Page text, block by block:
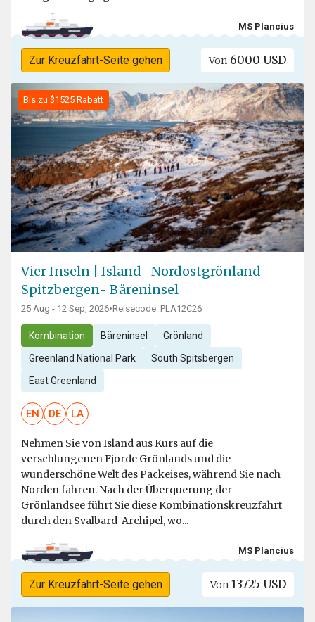
MS Plancius
Zur Kreuzfahrt-Seite gehen Von 6000 USD
Bis zu $1525 Rabatt
Vier Inseln | Island- Nordostgrönland-
Spitzbergen- Bäreninsel
25 Aug - 12 Sep, 2026•Reisecode: PLA12C26
Kombination Bäreninsel Grönland
Greenland National Park South Spitsbergen
East Greenland
EN DE LA
Nehmen Sie von Island aus Kurs auf die
verschlungenen Fjorde Grönlands und die
wunderschöne Welt des Packeises, während Sie nach
Norden fahren. Nach der Überquerung der
Grönlandsee führt Sie diese Kombinationskreuzfahrt
durch den Svalbard-Archipel, wo...
MS Plancius
Zur Kreuzfahrt-Seite gehen Von 13725 USD